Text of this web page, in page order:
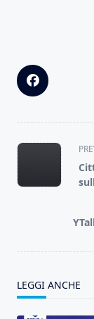
<span
class="nav-
subtitle
text">Page</
LEGGI ANCHE